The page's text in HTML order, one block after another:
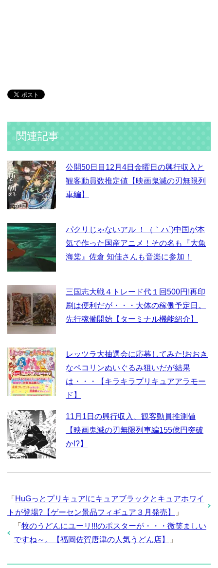
関連記事
公開50日目12月4日金曜日の興行収入と
観客動員数推定値【映画鬼滅の刃無限列
車編】
パクリじゃないアル ！（｀ハ´)中国が本
気で作った国産アニメ！その名も『大魚
海棠』佐倉 知佳さんも音楽に参加！
三国志大戦４トレード代１回500円!再印
刷は便利だが・・・大体の稼働予定日。
先行稼働開始【ターミナル機能紹介】
レッツラ大抽選会に応募してみた!おおき
なペコリンぬいぐるみ狙いだが結果
は・・・【キラキラプリキュアアラモー
ド】
11月1日の興行収入、観客動員推測値
【映画鬼滅の刃無限列車編155億円突破
か!?】
「 HuGっとプリキュア!にキュアブラックとキュアホワイ
トが登場?【ゲーセン景品フィギュア３月発売】
」
「 牧のうどんにユーリ!!!のポスターが・・・微笑ましい
ですね～。【福岡佐賀唐津の人気うどん店】
」